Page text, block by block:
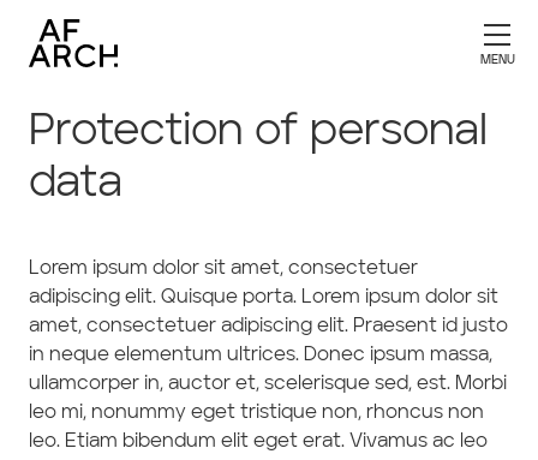
Protection of personal
data
Lorem ipsum dolor sit amet, consectetuer
adipiscing elit. Quisque porta. Lorem ipsum dolor sit
amet, consectetuer adipiscing elit. Praesent id justo
in neque elementum ultrices. Donec ipsum massa,
ullamcorper in, auctor et, scelerisque sed, est. Morbi
leo mi, nonummy eget tristique non, rhoncus non
leo. Etiam bibendum elit eget erat. Vivamus ac leo